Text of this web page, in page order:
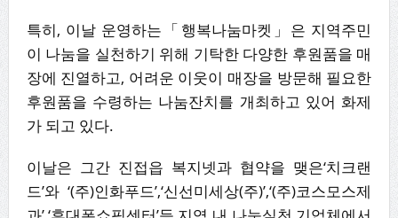
특히, 이날 운영하는「행복나눔마켓」은 지역주민
이 나눔을 실천하기 위해 기탁한 다양한 후원품을 매
장에 진열하고, 어려운 이웃이 매장을 방문해 필요한
후원품을 수령하는 나눔잔치를 개최하고 있어 화제
가 되고 있다.
이날은 그간 진접읍 복지넷과 협약을 맺은‘치크랜
드’와 ‘(주)인화푸드’,‘신선미세상(주)’,‘(주)코스모스제